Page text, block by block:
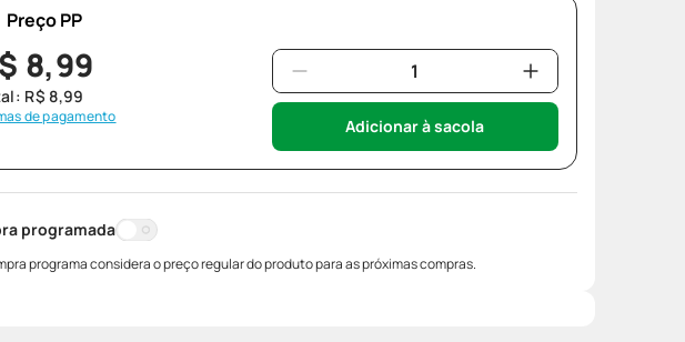
Preço PP
8,99
R$ 8,99
de pagamento Adicionar à sacola
programada
programa considera o preço regular do produto para as próximas compras.